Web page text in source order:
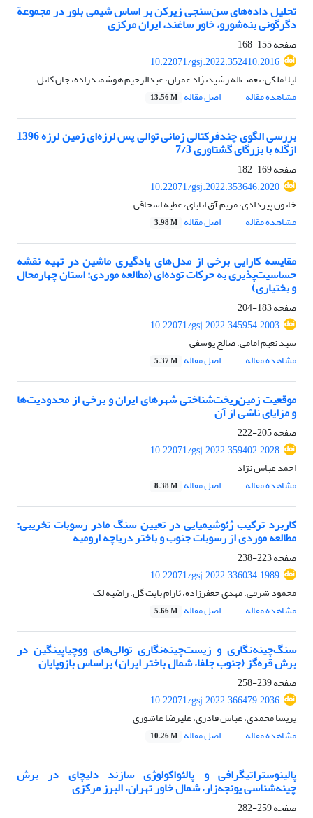
تحلیل داده‌های سن‌سنجی زیرکن بر اساس شیمی بلور در مجموعة
دگرگونی بنه‌شورو، خاور ساغند، ایران مرکزی
صفحه155-168
10.22071/gsj.2022.352410.2016
لیلا ملکی، نعمت‌اله رشیدنژاد عمران، عبدالرحیم هوشمندزاده، جان کاتل
مشاهده مقاله
اصل مقاله 13.56 M
بررسی الگوی چندفرکتالی زمانی توالی پس لرزه‌ای زمین لرزه 1396
ازگله با بزرگای گشتاوری 7/3
صفحه169-182
10.22071/gsj.2022.353646.2020
خاتون پیردادی، مریم آق اتابای، عطیه اسحاقی
مشاهده مقاله
اصل مقاله 3.98 M
مقایسه کارایی برخی از مدل‌های یادگیری ماشین در تهیه نقشه
حساسیت‌پذیری به حرکات توده‌ای (مطالعه موردی: استان چهارمحال
و بختیاری)
صفحه183-204
10.22071/gsj.2022.345954.2003
سید نعیم امامی، صالح یوسفی
مشاهده مقاله
اصل مقاله 5.37 M
موقعیت زمین‌ریخت‌شناختی شهرهای ایران و برخی از محدودیت‌ها
و مزایای ناشی از آن
صفحه205-222
10.22071/gsj.2022.359402.2028
احمد عباس نژاد
مشاهده مقاله
اصل مقاله 8.38 M
کاربرد ترکیب ژئوشیمیایی در تعیین سنگ مادر رسوبات تخریبی:
مطالعه موردی از رسوبات جنوب و باختر دریاچه ارومیه
صفحه223-238
10.22071/gsj.2022.336034.1989
محمود شرفی، مهدی جعفرزاده، ئارام بایت گل، راضیه لک
مشاهده مقاله
اصل مقاله 5.66 M
سنگ‌چینه‌نگاری و زیست‌چینه‌نگاری توالی‌های ووچیاپینگین در
برش قره‌گز (جنوب جلفا، شمال باختر ایران) براساس بازوپایان
صفحه239-258
10.22071/gsj.2022.366479.2036
پریسا محمدی، عباس قادری، علیرضا عاشوری
مشاهده مقاله
اصل مقاله 10.26 M
پالینوستراتیگرافی و پالئواکولوژی سازند دلیچای در برش
چینه‌شناسی یونجه‌زار، شمال خاور تهران، البرز مرکزی
صفحه259-282